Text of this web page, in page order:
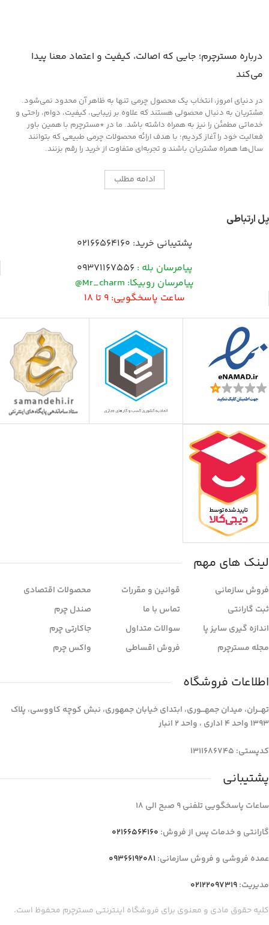
روش مصرف :
ابتدا سطح مورد نظر را کاملا از هرگونه گرد و
غبار تمیز کرده و سپس لایه ای نازک از این
تا خشک شود ، سپس با دستمالی تمیز یا پد
های مخصوص که در همین بخش اکسسوری
موجود است سطح را جلادهید .
درباره مسترچرم؛ جایی که اصالت، کیفیت و اعتماد معنا پیدا
می‌کند
در دنیای امروز، انتخاب یک محصول چرمی تنها به ظاهر آن محدود نمی‌شود.
مشتریان به دنبال محصولی هستند که علاوه بر زیبایی، کیفیت، دوام، راحتی و
خدماتی مطمئن را نیز به همراه داشته باشد. ما در *مسترچرم با همین باور
فعالیت خود را آغاز کردیم؛ با هدف ارائه محصولات چرمی طبیعی که بتوانند
سال‌ها همراه مشتریان باشند و تجربه‌ای متفاوت از خرید را رقم بزنند.
ادامه مطلب
پل ارتباطی
پشتیبانی خرید: 02166564160
پیامرسان بله : 09371167556
پیامرسان روبیکا: Mr_charm@
ساعت پاسخگویی: 9 تا 18
لینک های مهم
فروش سازمانی
ثبت گارانتی
اندازه گیری سایز پا
مجله مسترچرم
قوانین و مقررات
تماس با ما
سوالات متداول
فروش اقساطی
محصولات اقتصادی
صندل چرم
جاکارتی چرم
واکس چرم
اطلاعات فروشگاه
تهـــران، میدان جمهـــوری، ابتدای خیابان جمهوری، نبش کوچه کاووسی، پلاک
1393 واحد 4 اداری ، واحد 2 انبار
کدپستی: 1311686745
پشتیبانی
ساعات پاسخگویی تلفنی 9 صبح الی 18
گارانتی و خدمات پس از فروش: 02166564160
عمده فروشی و فروش سازمانی: 09366192081
مدیریت:02122097319
کلیه حقوق مادی و معنوی برای فروشگاه اینترنتی مسترچرم محفوظ است.